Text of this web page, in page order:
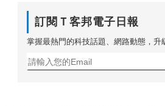
訂閱Ｔ客邦電子日報
掌握最熱門的科技話題、網路動態，升